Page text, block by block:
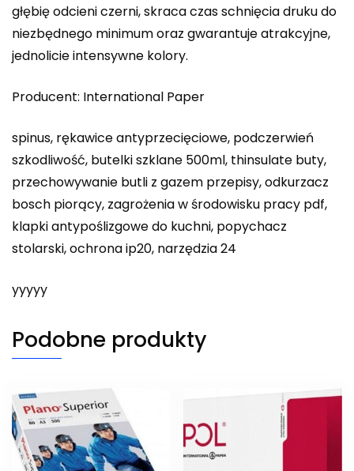
głębię odcieni czerni, skraca czas schnięcia druku do
niezbędnego minimum oraz gwarantuje atrakcyjne,
jednolicie intensywne kolory.
Producent: International Paper
spinus, rękawice antyprzecięciowe, podczerwień
szkodliwość, butelki szklane 500ml, thinsulate buty,
przechowywanie butli z gazem przepisy, odkurzacz
bosch piorący, zagrożenia w środowisku pracy pdf,
klapki antypoślizgowe do kuchni, popychacz
stolarski, ochrona ip20, narzędzia 24
yyyyy
Podobne produkty